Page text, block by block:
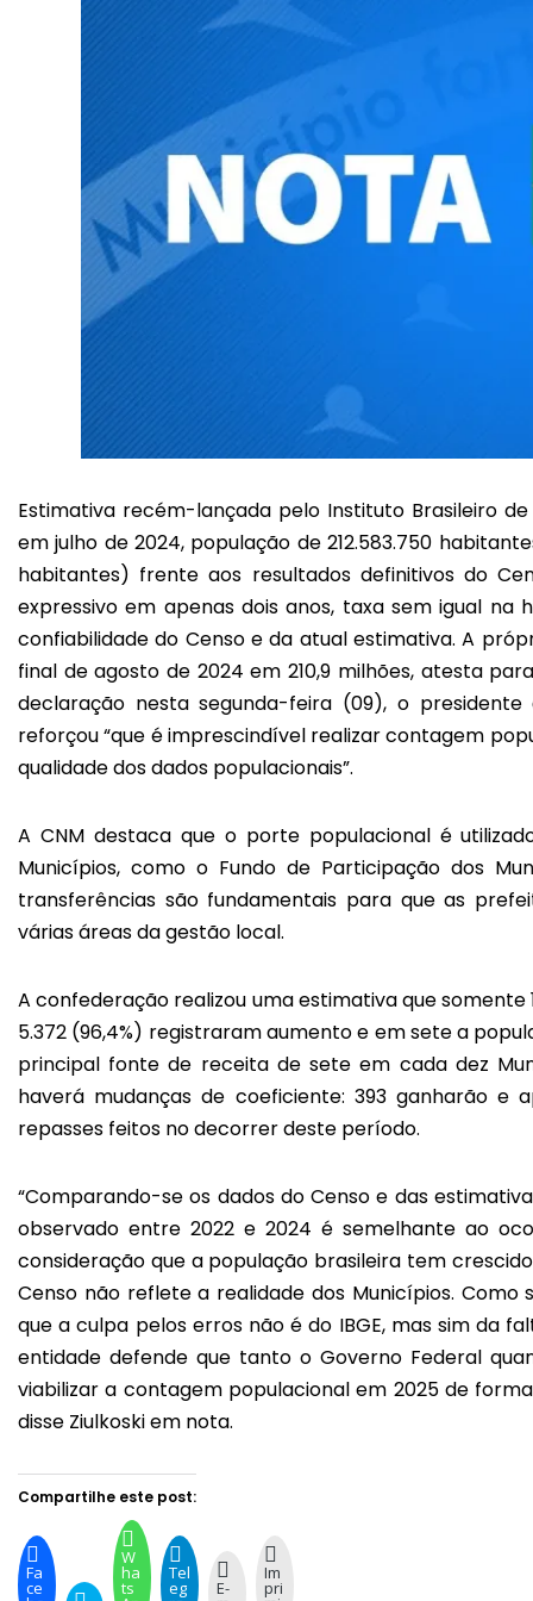
Estimativa recém-lançada pelo Instituto Brasileiro
em julho de 2024, população de 212.583.750
habitantes) frente aos resultados definitivos do
expressivo em apenas dois anos, taxa sem igual na
confiabilidade do Censo e da atual estimativa. A
final de agosto de 2024 em 210,9 milhões, atesta
declaração nesta segunda-feira (09), o presidente
reforçou “que é imprescindível realizar contagem
qualidade dos dados populacionais”.
A CNM destaca que o porte populacional é
Municípios, como o Fundo de Participação dos
transferências são fundamentais para que as
várias áreas da gestão local.
A confederação realizou uma estimativa que
5.372 (96,4%) registraram aumento e em sete a
principal fonte de receita de sete em cada dez
haverá mudanças de coeficiente: 393 ganharão
repasses feitos no decorrer deste período.
“Comparando-se os dados do Censo e das
observado entre 2022 e 2024 é semelhante ao
consideração que a população brasileira tem
Censo não reflete a realidade dos Municípios.
que a culpa pelos erros não é do IBGE, mas sim da
entidade defende que tanto o Governo Federal
viabilizar a contagem populacional em 2025 de
disse Ziulkoski em nota.
Compartilhe este post:
Fa
ce
W
ha
ts
Tel
eg E-
Im
pri